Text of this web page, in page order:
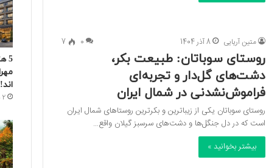
متین آریایی 8 آذر 1404 0
7
روستای سوباتان: طبیعت بکر،
دشت‌های گل‌دار و تجربه‌ای
فراموش‌نشدنی در شمال ایران
روستای سوباتان یکی از زیباترین و بکرترین روستاهای شمال ایران
است که در دل جنگل‌ها و دشت‌های سرسبز گیلان واقع…
بیشتر بخوانید »
5
2 هفته پیش